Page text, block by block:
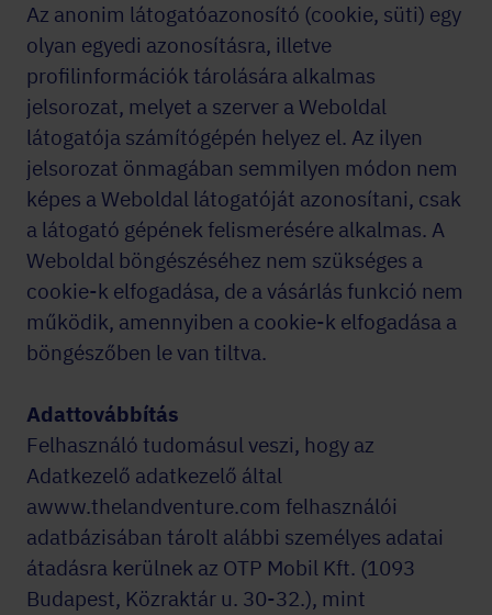
Az anonim látogatóazonosító (cookie, süti) egy
olyan egyedi azonosításra, illetve
profilinformációk tárolására alkalmas
jelsorozat, melyet a szerver a Weboldal
látogatója számítógépén helyez el. Az ilyen
jelsorozat önmagában semmilyen módon nem
képes a Weboldal látogatóját azonosítani, csak
a látogató gépének felismerésére alkalmas. A
Weboldal böngészéséhez nem szükséges a
cookie-k elfogadása, de a vásárlás funkció nem
működik, amennyiben a cookie-k elfogadása a
böngészőben le van tiltva.
Adattovábbítás
Felhasználó tudomásul veszi, hogy az
Adatkezelő adatkezelő által
awww.thelandventure.com felhasználói
adatbázisában tárolt alábbi személyes adatai
átadásra kerülnek az OTP Mobil Kft. (1093
Budapest, Közraktár u. 30-32.), mint